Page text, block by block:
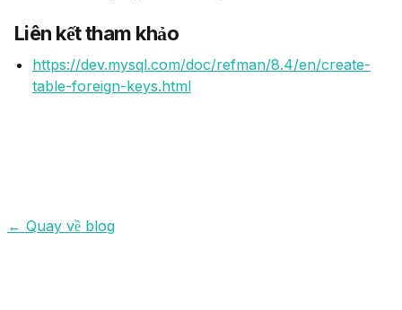
Liên kết tham khảo
https://dev.mysql.com/doc/refman/8.4/en/create-
table-foreign-keys.html
← Quay về blog